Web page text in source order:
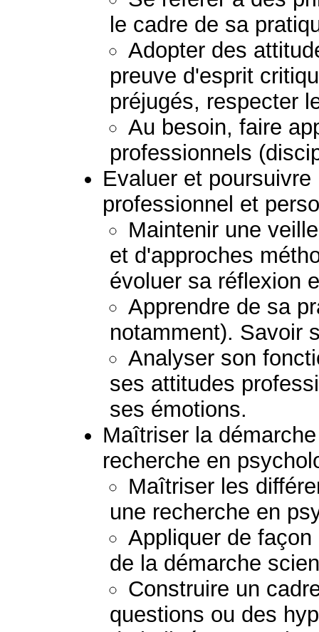
le cadre de sa
Adopter des
preuve d'esprit
préjugés, respecter
Au besoin, faire
professionnels
Evaluer et
professionnel et
Maintenir une
et d'approches
évoluer sa réflexion
Apprendre de sa
notamment). Savoir
Analyser son
ses attitudes
ses émotions.
Maîtriser la
recherche en
Maîtriser les
une recherche en
Appliquer de
de la démarche
Construire un
questions ou des